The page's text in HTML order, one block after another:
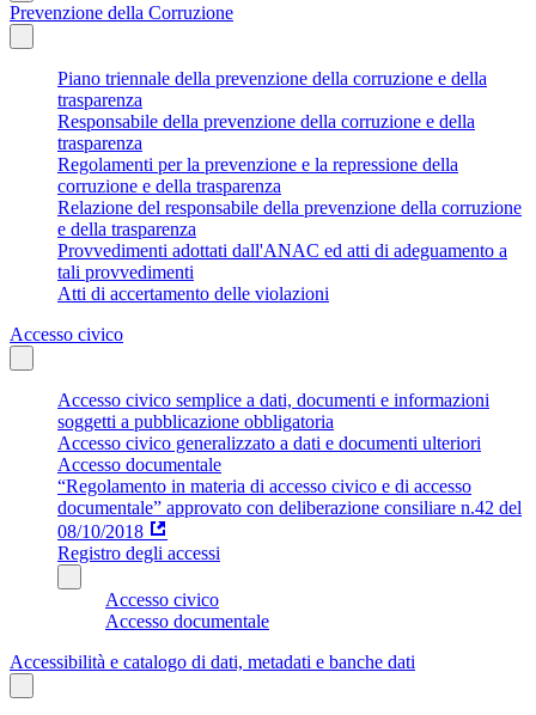
Prevenzione della Corruzione
Piano triennale della prevenzione della corruzione e della
trasparenza
Responsabile della prevenzione della corruzione e della
trasparenza
Regolamenti per la prevenzione e la repressione della
corruzione e della trasparenza
Relazione del responsabile della prevenzione della corruzione
e della trasparenza
Provvedimenti adottati dall'ANAC ed atti di adeguamento a
tali provvedimenti
Atti di accertamento delle violazioni
Accesso civico
Accesso civico semplice a dati, documenti e informazioni
soggetti a pubblicazione obbligatoria
Accesso civico generalizzato a dati e documenti ulteriori
Accesso documentale
“Regolamento in materia di accesso civico e di accesso
documentale” approvato con deliberazione consiliare n.42 del
08/10/2018
Registro degli accessi
Accesso civico
Accesso documentale
Accessibilità e catalogo di dati, metadati e banche dati